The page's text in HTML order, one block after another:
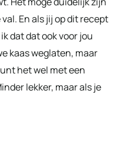
En als jij op dit recept
dat dat ook voor jou
kaas weglaten, maar
het wel met een
lekker, maar als je